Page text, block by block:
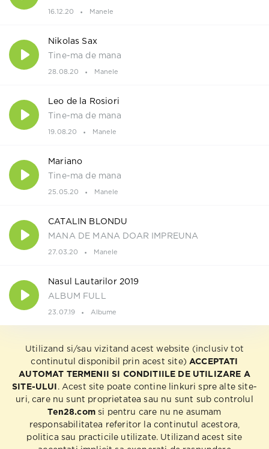
16.12.20 Manele
Nikolas Sax
Tine-ma de mana
28.08.20 Manele
Leo de la Rosiori
Tine-ma de mana
19.08.20 Manele
Mariano
Tine-ma de mana
25.05.20 Manele
CATALIN BLONDU
MANA DE MANA DOAR IMPREUNA
27.03.20 Manele
Nasul Lautarilor 2019
ALBUM FULL
23.07.19 Albume
Utilizand si/sau vizitand acest website (inclusiv tot
continutul disponibil prin acest site) ACCEPTATI
AUTOMAT TERMENII SI CONDITIILE DE UTILIZARE A
SITE-ULUI
. Acest site poate contine linkuri spre alte site-
uri, care nu sunt proprietatea sau nu sunt sub controlul
Ten28.comsi pentru care nu ne asumam
responsabilitatea referitor la continutul acestora,
politica sau practicile utilizate. Utilizand acest site